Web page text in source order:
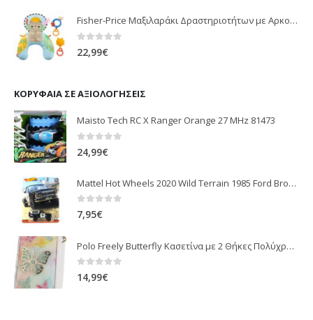
Fisher-Price Μαξιλαράκι Δραστηριοτήτων με Αρκουδάκι (JHB44)
22,99€
ΚΟΡΥΦΑΊΑ ΣΕ ΑΞΙΟΛΟΓΉΣΕΙΣ
Maisto Tech RC X Ranger Orange 27 MHz 81473
24,99€
Mattel Hot Wheels 2020 Wild Terrain 1985 Ford Bronco Highway Patrol GJP88
0out of 5
7,95€
Polo Freely Butterfly Κασετίνα με 2 Θήκες Πολύχρωμη 937055-8419
0 out of 5
14,99€